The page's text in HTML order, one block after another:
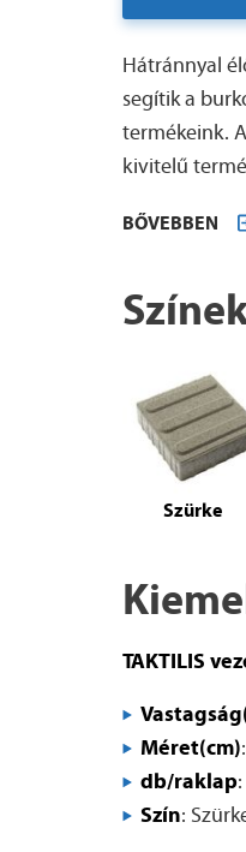
Hátránnyal
segítik a
termékeink.
kivitelű
BŐVEBBEN
Szürke
TAKTILIS
Méret(cm)
db/raklap
Szín: